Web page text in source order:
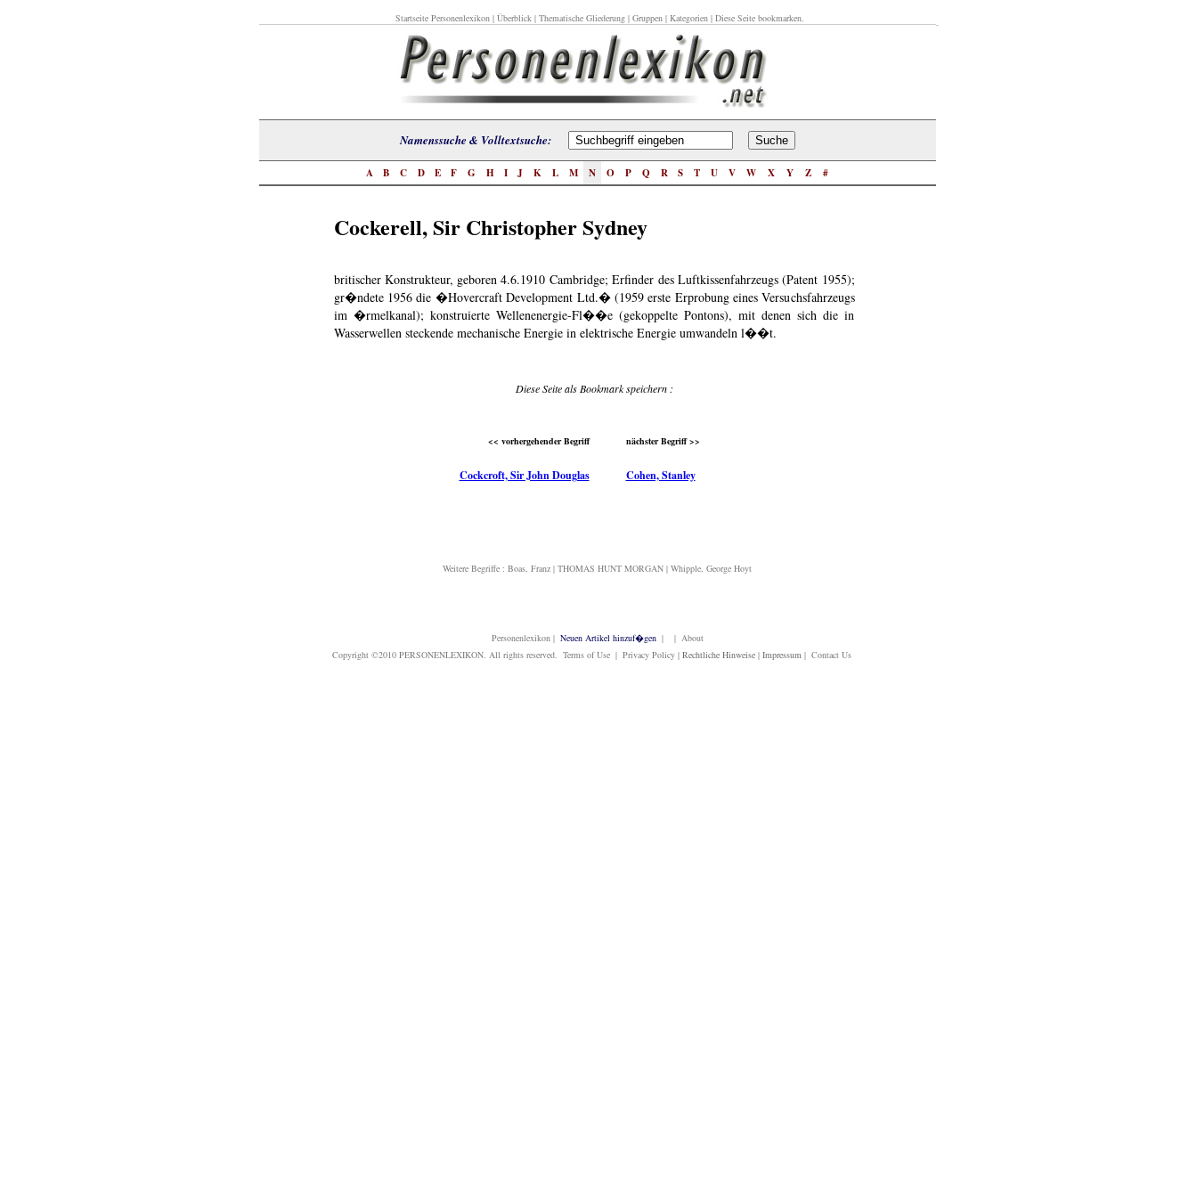
Startseite Personenlexikon| Überblick| Thematische Gliederung| Gruppen| Kategorien| Diese Seite bookmarken.
Namenssuche & Volltextsuche:
A B C D E F G H I J K L M N O P Q R S T U V W X Y Z #
Cockerell, Sir Christopher Sydney
britischer Konstrukteur, geboren 4.6.1910 Cambridge; Erfinder des Luftkissenfahrzeugs (Patent 1955);
gr�ndete 1956 die �Hovercraft Development Ltd.� (1959 erste Erprobung eines Versuchsfahrzeugs
im �rmelkanal); konstruierte Wellenenergie-Fl��e (gekoppelte Pontons), mit denen sich die in
Wasserwellen steckende mechanische Energie in elektrische Energie umwandeln l��t.
Diese Seite als Bookmark speichern :
<< vorhergehender Begriff nächster Begriff >>
Cockcroft, Sir John Douglas Cohen, Stanley
Weitere Begriffe : Boas, Franz | THOMAS HUNT MORGAN | Whipple, George Hoyt
Personenlexikon| Neuen Artikel hinzuf�gen | | About
Copyright ©2010 PERSONENLEXIKON. All rights reserved. Terms of Use | Privacy Policy | Rechtliche Hinweise | Impressum | Contact Us